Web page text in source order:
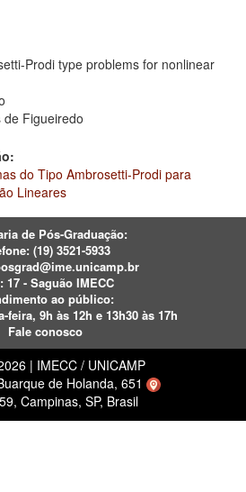
Prodi type problems for nonlinear
de Figueiredo
do Tipo Ambrosetti-Prodi para
Lineares
de Pós-Graduação:
(19) 3521-5933
17 - Saguão IMECC
ao público:
feira, 9h às 12h e 13h30 às 17h
Fale conosco
| IMECC / UNICAMP
de Holanda, 651
Campinas, SP, Brasil